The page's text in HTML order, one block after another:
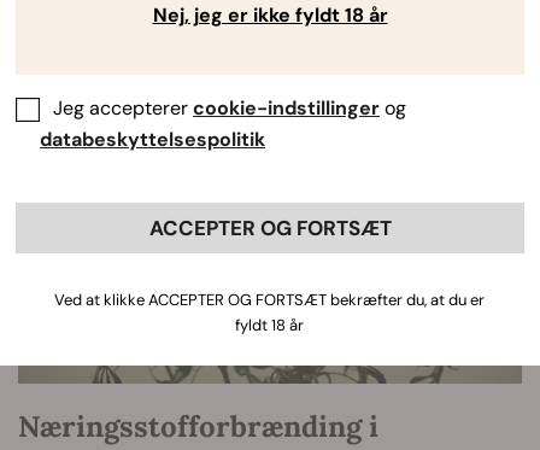
Næringsstofforbrænding i
Nej, jeg er ikke fyldt 18 år
Jeg accepterercookie-indstillingerog
databeskyttelsespolitik
ACCEPTER OG FORTSÆT
Ved at klikke ACCEPTER OG FORTSÆT bekræfter du, at du er
fyldt 18 år